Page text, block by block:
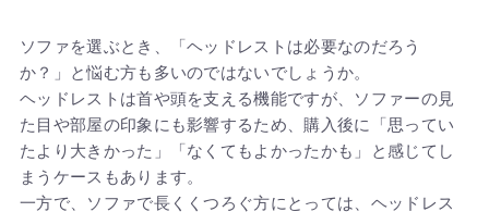
ソファを選ぶとき、「ヘッドレストは必要なのだろう
か？」と悩む方も多いのではないでしょうか。
ヘッドレストは首や頭を支える機能ですが、ソファーの見
た目や部屋の印象にも影響するため、購入後に「思ってい
たより大きかった」「なくてもよかったかも」と感じてし
まうケースもあります。
一方で、ソファで長くくつろぐ方にとっては、ヘッドレス